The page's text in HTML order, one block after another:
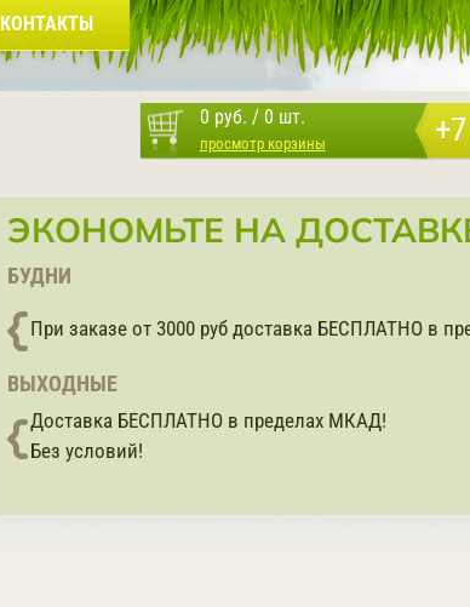
КОНТАКТЫ
0 руб. / 0 шт.
просмотр корзины
ЭКОНОМЬТЕ НА
БУДНИ
При заказе от 3000 руб доставка БЕСПЛАТНО в
ВЫХОДНЫЕ
Доставка БЕСПЛАТНО в пределах МКАД!
Без условий!